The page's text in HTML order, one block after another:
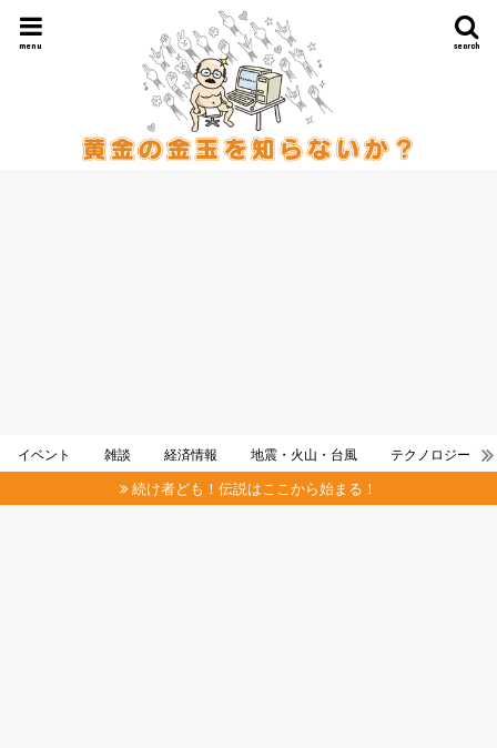
search
menu
イベント 雑談 経済情報 地震・火山・台風 テクノロジー
続け者ども！伝説はここから始まる！